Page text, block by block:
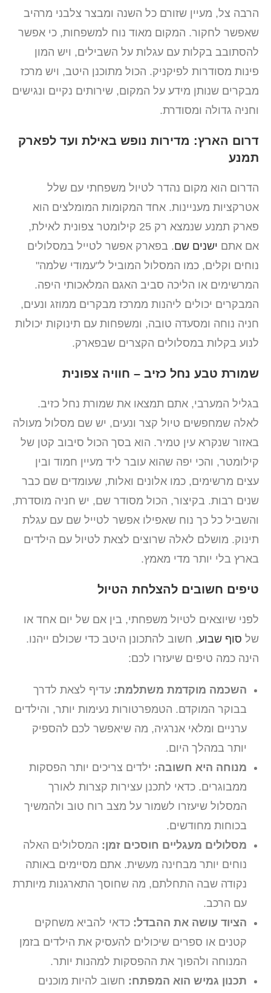
הרבה צל, מעיין שזורם כל השנה ומבצר צלבני מרהיב
שאפשר לחקור. המקום מאוד נוח למשפחות, כי אפשר
להסתובב בקלות עם עגלות על השבילים, ויש המון
פינות מסודרות לפיקניק. הכול מתוכנן היטב, ויש מרכז
מבקרים שנותן מידע על המקום, שירותים נקיים ונגישים
וחניה גדולה ומסודרת.
דרום הארץ: מדירות נופש באילת ועד לפארק
תמנע
הדרום הוא מקום נהדר לטיול משפחתי עם שלל
אטרקציות מעניינות. אחד המקומות המומלצים הוא
פארק תמנע שנמצא רק 25 קילומטר צפונית לאילת,
אם אתםישנים שם. בפארק אפשר לטייל במסלולים
נוחים וקלים, כמו המסלול המוביל ל"עמודי שלמה"
המרשימים או הליכה סביב האגם המלאכותי היפה.
המבקרים יכולים ליהנות ממרכז מבקרים ממוזג ונעים,
חניה נוחה ומסעדה טובה, ומשפחות עם תינוקות יכולות
לנוע בקלות במסלולים הקצרים שבפארק.
שמורת טבע נחל כזיב – חוויה צפונית
בגליל המערבי, אתם תמצאו את שמורת נחל כזיב.
לאלה שמחפשים טיול קצר ונעים, יש שם מסלול מעולה
באזור שנקרא עין טמיר. הוא בסך הכול סיבוב קטן של
קילומטר, והכי יפה שהוא עובר ליד מעיין חמוד ובין
עצים מרשימים, כמו אלונים ואלות, שעומדים שם כבר
שנים רבות. בקיצור, הכול מסודר שם, יש חניה מוסדרת,
והשביל כל כך נוח שאפילו אפשר לטייל שם עם עגלת
תינוק. מושלם לאלה שרוצים לצאת לטיול עם הילדים
בארץ בלי יותר מדי מאמץ.
טיפים חשובים להצלחת הטיול
לפני שיוצאים לטיול משפחתי, בין אם של יום אחד או
שלסוף שבוע, חשוב להתכונן היטב כדי שכולם ייהנו.
הינה כמה טיפים שיעזרו לכם:
השכמה מוקדמת משתלמת:עדיף לצאת לדרך
בבוקר המוקדם. הטמפרטורות נעימות יותר, והילדים
ערניים ומלאי אנרגיה, מה שיאפשר לכם להספיק
יותר במהלך היום.
מנוחה היא חשובה:ילדים צריכים יותר הפסקות
ממבוגרים. כדאי לתכנן עצירות קצרות לאורך
המסלול שיעזרו לשמור על מצב רוח טוב ולהמשיך
בכוחות מחודשים.
מסלולים מעגליים חוסכים זמן:המסלולים האלה
נוחים יותר מבחינה מעשית. אתם מסיימים באותה
נקודה שבה התחלתם, מה שחוסך התארגנות מיותרת
עם הרכב.
הציוד עושה את ההבדל:כדאי להביא משחקים
קטנים או ספרים שיכולים להעסיק את הילדים בזמן
המנוחה ולהפוך את ההפסקות למהנות יותר.
תכנון גמיש הוא המפתח:חשוב להיות מוכנים